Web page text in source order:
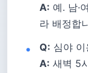
A: 예. 남·
라 배정합
Q: 심야 이
A: 새벽 5